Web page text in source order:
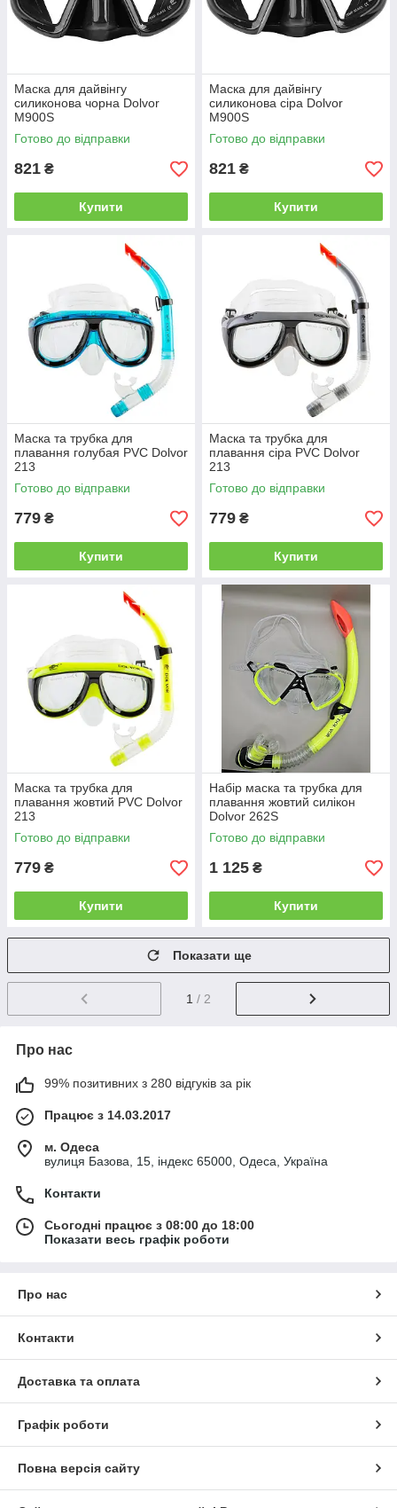
Маска для дайвінгу
силиконова чорна Dolvor
M900S
Готово до відправки
821 ₴
Купити
Маска для дайвінгу
силиконова сіра Dolvor
M900S
Готово до відправки
821 ₴
Купити
Маска та трубка для
плавання голубая PVC Dolvor
213
Готово до відправки
779 ₴
Купити
Маска та трубка для
плавання сіра PVC Dolvor
213
Готово до відправки
779 ₴
Купити
Маска та трубка для
плавання жовтий PVC Dolvor
213
Готово до відправки
779 ₴
Купити
Набір маска та трубка для
плавання жовтий силікон
Dolvor 262S
Готово до відправки
1 125 ₴
Купити
Показати ще
1 / 2
Про нас
99% позитивних з 280 відгуків за рік
Працює з 14.03.2017
м. Одеса
вулиця Базова, 15, індекс 65000, Одеса, Україна
Контакти
Сьогодні працює з 08:00 до 18:00
Показати весь графік роботи
Про нас
Контакти
Доставка та оплата
Графік роботи
Повна версія сайту